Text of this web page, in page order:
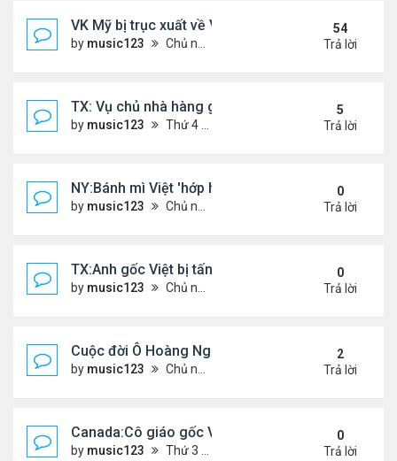
VK Mỹ bị trục xuất về VN sống ra sao
by music123 Chủ nhật Tháng 6 21, 2026 7:33 pm
54
Trả lời
TX: Vụ chủ nhà hàng gốc Việt cùng hai con bị
by music123 Thứ 4 Tháng 5 06, 2026 4:53 am
5
Trả lời
NY:Bánh mì Việt 'hớp hồn' thực khách Mỹ
by music123 Chủ nhật Tháng 7 26, 2026 4:58 pm
0
Trả lời
TX:Anh gốc Việt bị tấn công dã man, khó qua khỏi
by music123 Chủ nhật Tháng 7 26, 2026 4:24 pm
0
Trả lời
Cuộc đời Ô Hoàng Ngành Nails Tại Mỹ
by music123 Chủ nhật Tháng 7 26, 2026 4:17 pm
2
Trả lời
Canada:Cô giáo gốc Việt bị chồng sát hại
by music123 Thứ 3 Tháng 7 21, 2026 4:56 pm
0
Trả lời